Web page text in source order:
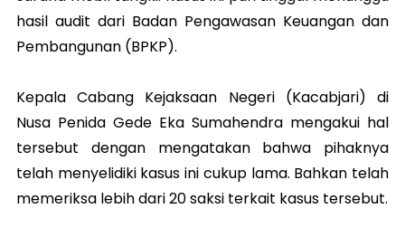
hasil audit dari Badan Pengawasan Keuangan dan
Pembangunan (BPKP).
Kepala Cabang Kejaksaan Negeri (Kacabjari) di
Nusa Penida Gede Eka Sumahendra mengakui hal
tersebut dengan mengatakan bahwa pihaknya
telah menyelidiki kasus ini cukup lama. Bahkan telah
memeriksa lebih dari 20 saksi terkait kasus tersebut.